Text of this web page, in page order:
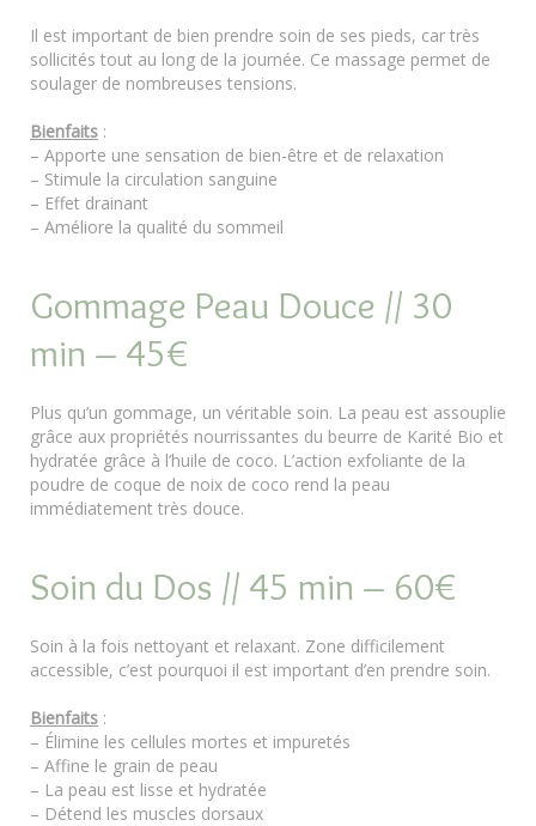
Il est important de bien prendre soin de ses pieds, car très
sollicités tout au long de la journée. Ce massage permet de
soulager de nombreuses tensions.
Bienfaits :
– Apporte une sensation de bien-être et de relaxation
– Stimule la circulation sanguine
– Effet drainant
– Améliore la qualité du sommeil
Gommage Peau Douce // 30
min – 45€
Plus qu’un gommage, un véritable soin. La peau est assouplie
grâce aux propriétés nourrissantes du beurre de Karité Bio et
hydratée grâce à l’huile de coco. L’action exfoliante de la
poudre de coque de noix de coco rend la peau
immédiatement très douce.
Soin du Dos // 45 min – 60€
Soin à la fois nettoyant et relaxant. Zone difficilement
accessible, c’est pourquoi il est important d’en prendre soin.
Bienfaits :
– Élimine les cellules mortes et impuretés
– Affine le grain de peau
– La peau est lisse et hydratée
– Détend les muscles dorsaux